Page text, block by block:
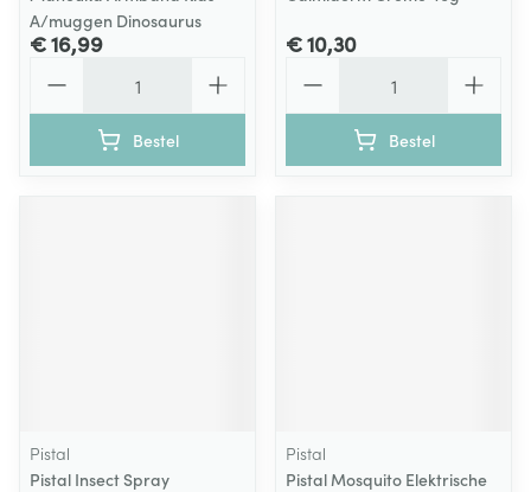
A/muggen Dinosaurus
€ 16,99
Bestel
€ 10,30
Bestel
Pistal
Pistal Insect Spray
Pistal
Pistal Mosquito Elektrische